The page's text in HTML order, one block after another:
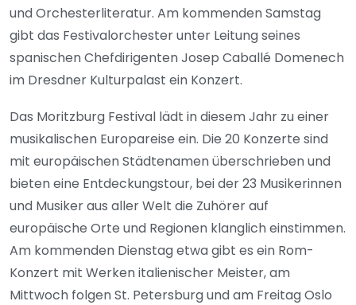
und Orchesterliteratur. Am kommenden Samstag
gibt das Festivalorchester unter Leitung seines
spanischen Chefdirigenten Josep Caballé Domenech
im Dresdner Kulturpalast ein Konzert.
Das Moritzburg Festival lädt in diesem Jahr zu einer
musikalischen Europareise ein. Die 20 Konzerte sind
mit europäischen Städtenamen überschrieben und
bieten eine Entdeckungstour, bei der 23 Musikerinnen
und Musiker aus aller Welt die Zuhörer auf
europäische Orte und Regionen klanglich einstimmen.
Am kommenden Dienstag etwa gibt es ein Rom-
Konzert mit Werken italienischer Meister, am
Mittwoch folgen St. Petersburg und am Freitag Oslo